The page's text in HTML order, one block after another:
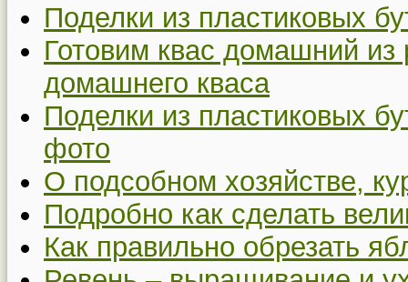
Поделки из пластиковых
Готовим квас домашний
домашнего кваса
Поделки из пластиковых
фото
О подсобном хозяйстве,
Подробно как сделать
Как правильно обрезать